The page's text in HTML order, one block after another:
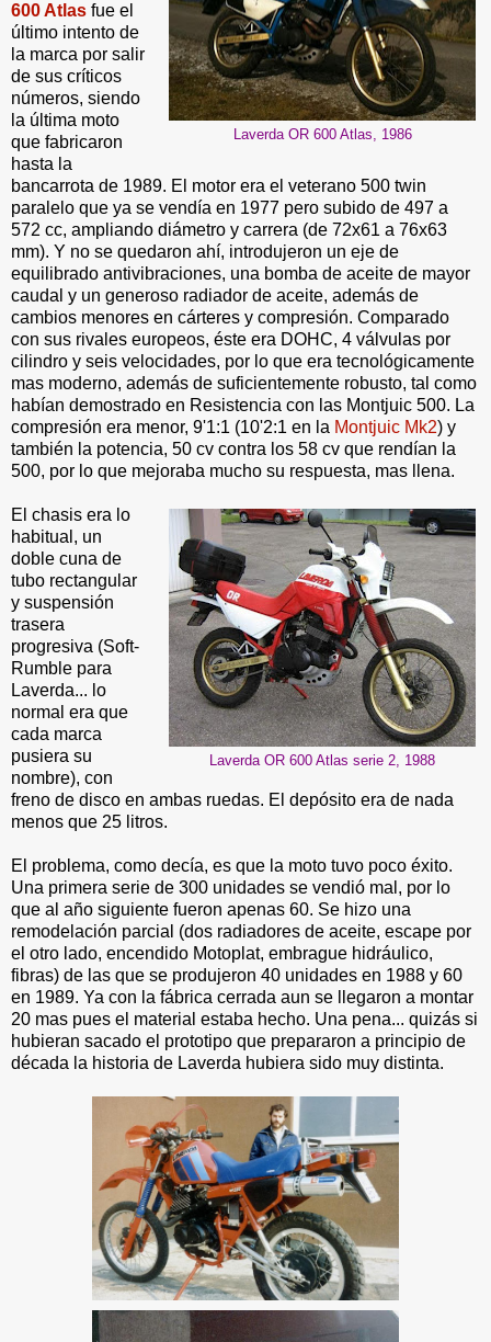
Laverda OR 600 Atlas, 1986
600 Atlas fue el
último intento de
la marca por salir
de sus críticos
números, siendo
la última moto
que fabricaron
hasta la
bancarrota de 1989. El motor era el veterano 500 twin
paralelo que ya se vendía en 1977 pero subido de 497 a
572 cc, ampliando diámetro y carrera (de 72x61 a 76x63
mm). Y no se quedaron ahí, introdujeron un eje de
equilibrado antivibraciones, una bomba de aceite de mayor
caudal y un generoso radiador de aceite, además de
cambios menores en cárteres y compresión. Comparado
con sus rivales europeos, éste era DOHC, 4 válvulas por
cilindro y seis velocidades, por lo que era tecnológicamente
mas moderno, además de suficientemente robusto, tal como
habían demostrado en Resistencia con las Montjuic 500. La
compresión era menor, 9'1:1 (10'2:1 en la Montjuic Mk2) y
también la potencia, 50 cv contra los 58 cv que rendían la
500, por lo que mejoraba mucho su respuesta, mas llena.
Laverda OR 600 Atlas serie 2, 1988
El chasis era lo
habitual, un
doble cuna de
tubo rectangular
y suspensión
trasera
progresiva (Soft-
Rumble para
Laverda... lo
normal era que
cada marca
pusiera su
nombre), con
freno de disco en ambas ruedas. El depósito era de nada
menos que 25 litros.
El problema, como decía, es que la moto tuvo poco éxito.
Una primera serie de 300 unidades se vendió mal, por lo
que al año siguiente fueron apenas 60. Se hizo una
remodelación parcial (dos radiadores de aceite, escape por
el otro lado, encendido Motoplat, embrague hidráulico,
fibras) de las que se produjeron 40 unidades en 1988 y 60
en 1989. Ya con la fábrica cerrada aun se llegaron a montar
20 mas pues el material estaba hecho. Una pena... quizás si
hubieran sacado el prototipo que prepararon a principio de
década la historia de Laverda hubiera sido muy distinta.